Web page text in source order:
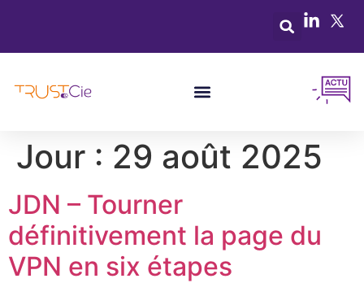
Jour : 29 août 2025
JDN – Tourner
définitivement la page du
VPN en six étapes